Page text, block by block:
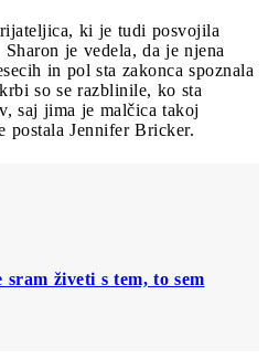
ki je tudi posvojila
je vedela, da je njena
in pol sta zakonca spoznala
so se razblinile, ko sta
saj jima je malčica takoj
postala Jennifer Bricker.
živeti s tem, to sem